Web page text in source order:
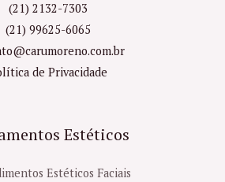
(21) 2132-7303
(21) 99625-6065
de Privacidade
Estéticos
Estéticos Faciais